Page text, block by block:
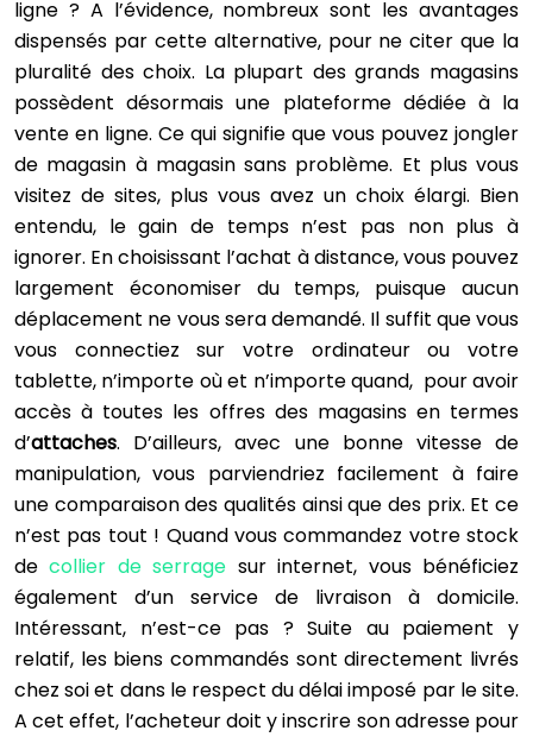
ligne ? A l’évidence, nombreux sont les avantages
dispensés par cette alternative, pour ne citer que la
pluralité des choix. La plupart des grands magasins
possèdent désormais une plateforme dédiée à la
vente en ligne. Ce qui signifie que vous pouvez jongler
de magasin à magasin sans problème. Et plus vous
visitez de sites, plus vous avez un choix élargi. Bien
entendu, le gain de temps n’est pas non plus à
ignorer. En choisissant l’achat à distance, vous pouvez
largement économiser du temps, puisque aucun
déplacement ne vous sera demandé. Il suffit que vous
vous connectiez sur votre ordinateur ou votre
tablette, n’importe où et n’importe quand, pour avoir
accès à toutes les offres des magasins en termes
d’attaches. D’ailleurs, avec une bonne vitesse de
manipulation, vous parviendriez facilement à faire
une comparaison des qualités ainsi que des prix. Et ce
n’est pas tout ! Quand vous commandez votre stock
decollier de serrage sur internet, vous bénéficiez
également d’un service de livraison à domicile.
Intéressant, n’est-ce pas ? Suite au paiement y
relatif, les biens commandés sont directement livrés
chez soi et dans le respect du délai imposé par le site.
A cet effet, l’acheteur doit y inscrire son adresse pour